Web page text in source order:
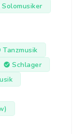
Solomusiker
Tanzmusik
Schlager